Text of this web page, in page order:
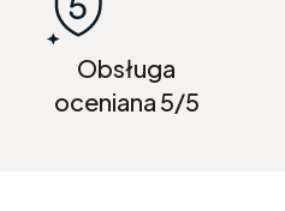
Obsługa
oceniana 5/5